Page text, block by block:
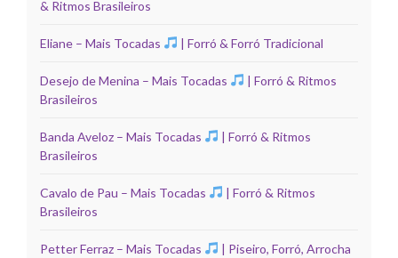
& Ritmos Brasileiros
Eliane – Mais Tocadas | Forró & Forró Tradicional
Desejo de Menina – Mais Tocadas
| Forró & Ritmos
Brasileiros
Banda Aveloz – Mais Tocadas
| Forró & Ritmos
Brasileiros
Cavalo de Pau – Mais Tocadas
| Forró & Ritmos
Brasileiros
Petter Ferraz – Mais Tocadas
| Piseiro, Forró, Arrocha